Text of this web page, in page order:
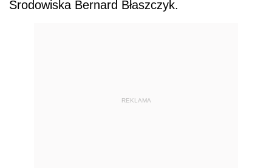
Środowiska Bernard Błaszczyk.
REKLAMA